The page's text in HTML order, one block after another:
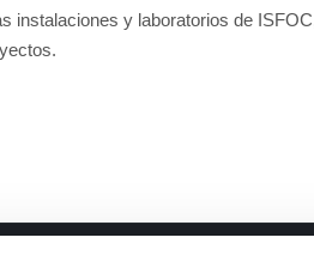
instalaciones y laboratorios de